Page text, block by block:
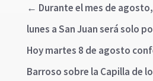
← Durante el mes de
lunes a San Juan será solo
Hoy martes 8 de agosto
Barroso sobre la Capilla de